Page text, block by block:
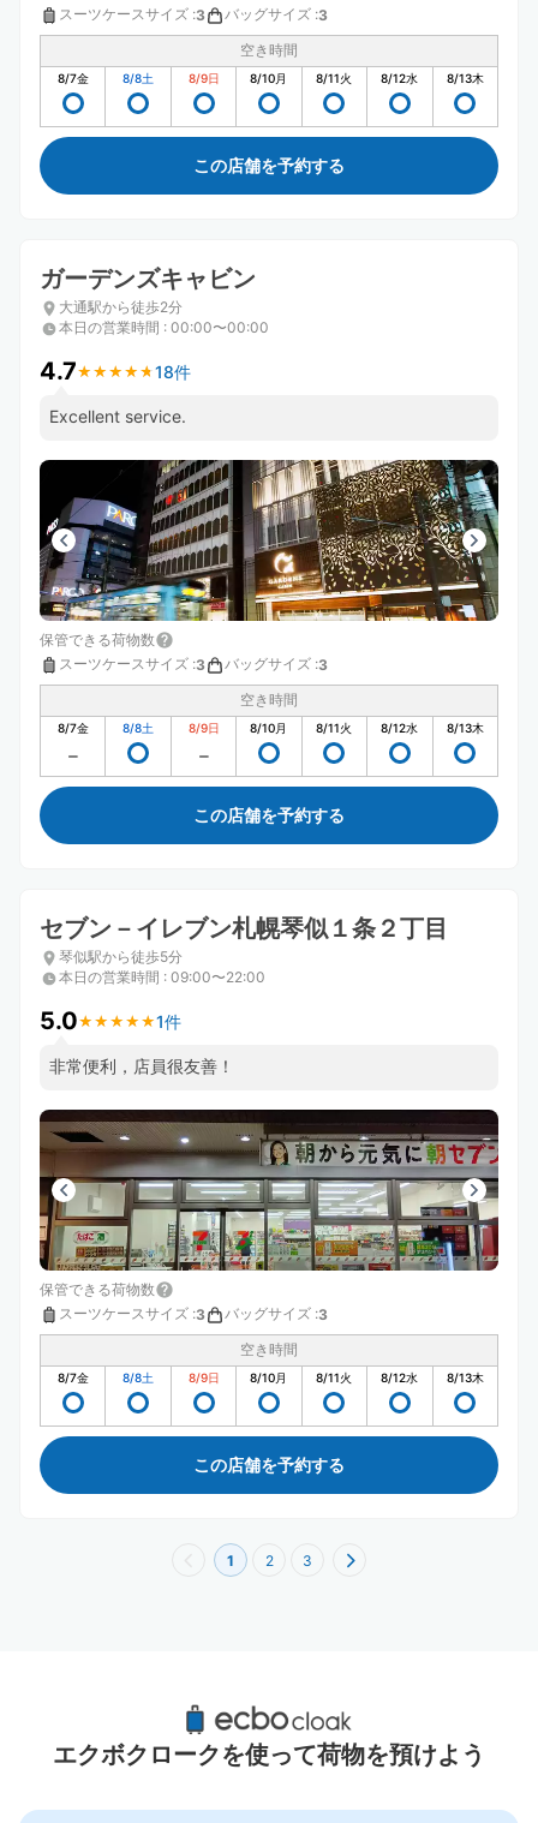
スーツケースサイズ :3 バッグサイズ :3
空き時間
8/7金 8/8土 8/9日 8/10月 8/11火 8/12水 8/13木
この店舗を予約する
ガーデンズキャビン
大通駅から徒歩2分
本日の営業時間 : 00:00〜00:00
4.7★ ★ ★ ★ ★
★ ★ ★ ★ ★ 18件
Excellent service.
保管できる荷物数
スーツケースサイズ :3 バッグサイズ :3
空き時間
8/7金 8/8土 8/9日 8/10月 8/11火 8/12水 8/13木
この店舗を予約する
セブン－イレブン札幌琴似１条２丁目
琴似駅から徒歩5分
本日の営業時間 : 09:00〜22:00
5.0★ ★ ★ ★ ★
★ ★ ★ ★ ★1件
非常便利，店員很友善！
保管できる荷物数
スーツケースサイズ :3 バッグサイズ :3
空き時間
8/7金 8/8土 8/9日 8/10月 8/11火 8/12水 8/13木
この店舗を予約する
1 2 3
円山公園駅周辺のおすすめコインロッカー
0件
エクボクロークを使って荷物を預けよう